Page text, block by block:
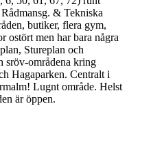
& Tekniska
butiker, flera gym,
ostört men har bara några
Stureplan och
sröv-områdena kring
Hagaparken. Centralt i
Lugnt område. Helst